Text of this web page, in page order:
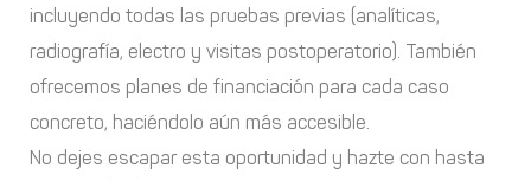
incluyendo todas las pruebas previas (analíticas,
radiografía, electro y visitas postoperatorio). También
ofrecemos planes de financiación para cada caso
concreto, haciéndolo aún más accesible.
No dejes escapar esta oportunidad y hazte con hasta